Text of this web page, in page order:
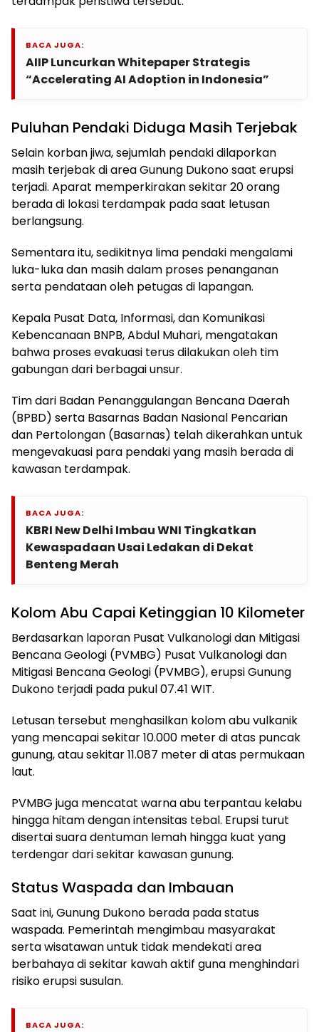
BACA JUGA:
AIIP Luncurkan Whitepaper Strategis
“Accelerating AI Adoption in Indonesia”
Puluhan Pendaki Diduga Masih Terjebak
Selain korban jiwa, sejumlah pendaki dilaporkan
masih terjebak di area Gunung Dukono saat erupsi
terjadi. Aparat memperkirakan sekitar 20 orang
berada di lokasi terdampak pada saat letusan
berlangsung.
Sementara itu, sedikitnya lima pendaki mengalami
luka-luka dan masih dalam proses penanganan
serta pendataan oleh petugas di lapangan.
Kepala Pusat Data, Informasi, dan Komunikasi
Kebencanaan BNPB, Abdul Muhari, mengatakan
bahwa proses evakuasi terus dilakukan oleh tim
gabungan dari berbagai unsur.
Tim dari Badan Penanggulangan Bencana Daerah
(BPBD) serta Basarnas Badan Nasional Pencarian
dan Pertolongan (Basarnas) telah dikerahkan untuk
mengevakuasi para pendaki yang masih berada di
kawasan terdampak.
BACA JUGA:
KBRI New Delhi Imbau WNI Tingkatkan
Kewaspadaan Usai Ledakan di Dekat
Benteng Merah
Kolom Abu Capai Ketinggian 10 Kilometer
Berdasarkan laporan Pusat Vulkanologi dan Mitigasi
Bencana Geologi (PVMBG) Pusat Vulkanologi dan
Mitigasi Bencana Geologi (PVMBG), erupsi Gunung
Dukono terjadi pada pukul 07.41 WIT.
Letusan tersebut menghasilkan kolom abu vulkanik
yang mencapai sekitar 10.000 meter di atas puncak
gunung, atau sekitar 11.087 meter di atas permukaan
laut.
PVMBG juga mencatat warna abu terpantau kelabu
hingga hitam dengan intensitas tebal. Erupsi turut
disertai suara dentuman lemah hingga kuat yang
terdengar dari sekitar kawasan gunung.
Status Waspada dan Imbauan
Saat ini, Gunung Dukono berada pada status
waspada. Pemerintah mengimbau masyarakat
serta wisatawan untuk tidak mendekati area
berbahaya di sekitar kawah aktif guna menghindari
risiko erupsi susulan.
BACA JUGA: